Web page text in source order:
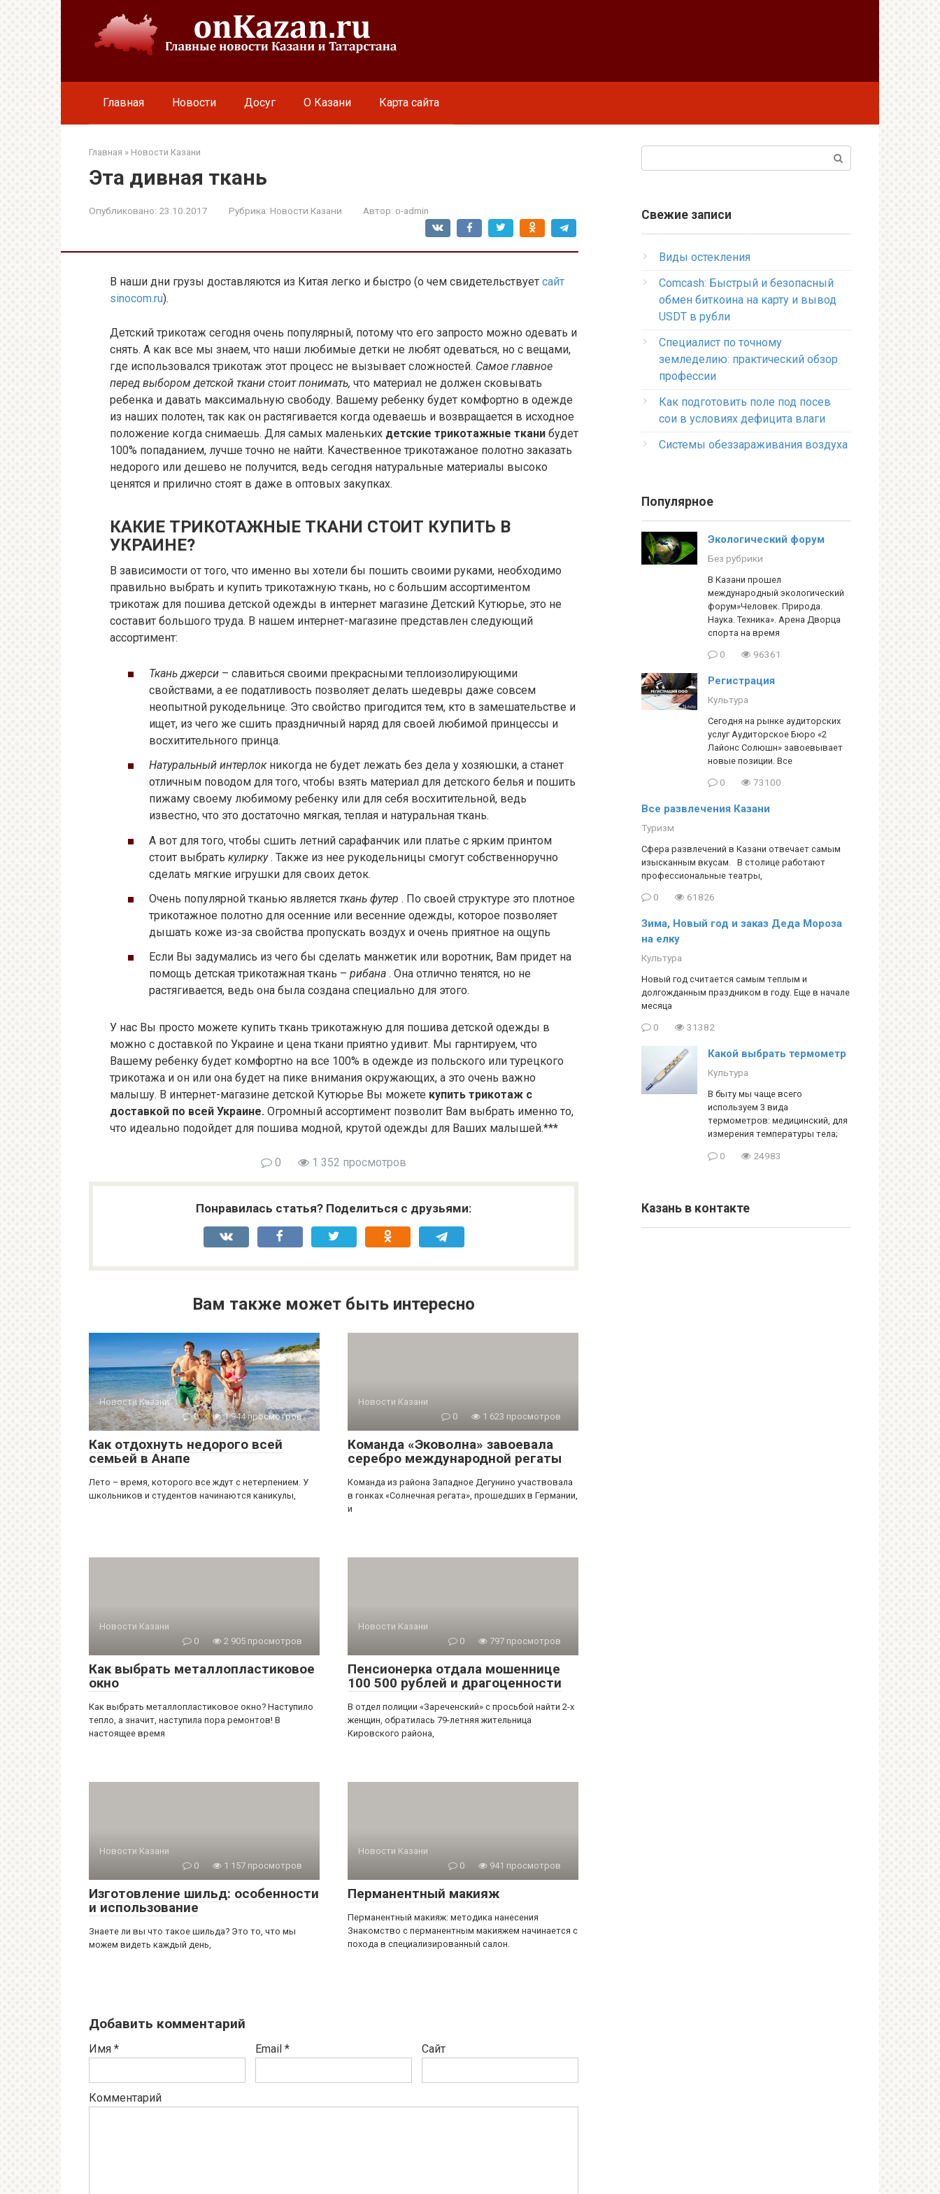
Главная Новости Досуг О Казани Карта сайта
Главная » Новости Казани
Эта дивная ткань
Опубликовано: 23.10.2017 Рубрика: Новости Казани Автор: o-admin
В наши дни грузы доставляются из Китая легко и быстро (о чем свидетельствует сайт
sinocom.ru).
Детский трикотаж сегодня очень популярный, потому что его запросто можно одевать и
снять. А как все мы знаем, что наши любимые детки не любят одеваться, но с вещами,
где использовался трикотаж этот процесс не вызывает сложностей. Самое главное
перед выбором детской ткани стоит понимать, что материал не должен сковывать
ребенка и давать максимальную свободу. Вашему ребенку будет комфортно в одежде
из наших полотен, так как он растягивается когда одеваешь и возвращается в исходное
положение когда снимаешь. Для самых маленьких детские трикотажные ткани будет
100% попаданием, лучше точно не найти. Качественное трикотажаное полотно заказать
недорого или дешево не получится, ведь сегодня натуральные материалы высоко
ценятся и прилично стоят в даже в оптовых закупках.
КАКИЕ ТРИКОТАЖНЫЕ ТКАНИ СТОИТ КУПИТЬ В
УКРАИНЕ?
В зависимости от того, что именно вы хотели бы пошить своими руками, необходимо
правильно выбрать и купить трикотажную ткань, но c большим ассортиментом
трикотаж для пошива детской одежды в интернет магазине Детский Кутюрье, это не
составит большого труда. В нашем интернет-магазине представлен следующий
ассортимент:
Ткань джерси – славиться своими прекрасными теплоизолирующими
свойствами, а ее податливость позволяет делать шедевры даже совсем
неопытной рукодельнице. Это свойство пригодится тем, кто в замешательстве и
ищет, из чего же сшить праздничный наряд для своей любимой принцессы и
восхитительного принца.
Натуральный интерлок никогда не будет лежать без дела у хозяюшки, а станет
отличным поводом для того, чтобы взять материал для детского белья и пошить
пижаму своему любимому ребенку или для себя восхитительной, ведь
известно, что это достаточно мягкая, теплая и натуральная ткань.
А вот для того, чтобы сшить летний сарафанчик или платье с ярким принтом
стоит выбрать кулирку. Также из нее рукодельницы смогут собственноручно
сделать мягкие игрушки для своих деток.
Очень популярной тканью является ткань футер . По своей структуре это плотное
трикотажное полотно для осенние или весенние одежды, которое позволяет
дышать коже из-за свойства пропускать воздух и очень приятное на ощупь
Если Вы задумались из чего бы сделать манжетик или воротник, Вам придет на
помощь детская трикотажная ткань – рибана . Она отлично тенятся, но не
растягивается, ведь она была создана специально для этого.
У нас Вы просто можете купить ткань трикотажную для пошива детской одежды в
можно с доставкой по Украине и цена ткани приятно удивит. Мы гарнтируем, что
Вашему ребенку будет комфортно на все 100% в одежде из польского или турецкого
трикотажа и он или она будет на пике внимания окружающих, а это очень важно
малышу. В интернет-магазине детской Кутюрье Вы можете купить трикотаж с
доставкой по всей Украине. Огромный ассортимент позволит Вам выбрать именно то,
что идеально подойдет для пошива модной, крутой одежды для Ваших малышей.***
0 1 352 просмотров
Понравилась статья? Поделиться с друзьями:
Вам также может быть интересно
Новости Казани
0
1 944 просмотров
Как отдохнуть недорого всей
семьей в Анапе
Лето – время, которого все ждут с нетерпением. У
школьников и студентов начинаются каникулы,
Новости Казани
0
1 623 просмотров
Команда «Эковолна» завоевала
серебро международной регаты
Команда из района Западное Дегунино участвовала
в гонках «Солнечная регата», прошедших в Германии,
и
Новости Казани
0
2 905 просмотров
Как выбрать металлопластиковое
окно
Как выбрать металлопластиковое окно? Наступило
тепло, а значит, наступила пора ремонтов! В
настоящее время
Новости Казани
0
797 просмотров
Пенсионерка отдала мошеннице
100 500 рублей и драгоценности
В отдел полиции «Зареченский» с просьбой найти 2-х
женщин, обратилась 79-летняя жительница
Кировского района,
Новости Казани
0
1 157 просмотров
Изготовление шильд: особенности
и использование
Знаете ли вы что такое шильда? Это то, что мы
можем видеть каждый день,
Новости Казани
0
941 просмотров
Перманентный макияж
Перманентный макияж: методика нанесения
Знакомство с перманентным макияжем начинается с
похода в специализированный салон.
Добавить комментарий
Имя * Email * Сайт
Комментарий
Свежие записи
Виды остекления
Comcash: Быстрый и безопасный
обмен биткоина на карту и вывод
USDT в рубли
Специалист по точному
земледелию: практический обзор
профессии
Как подготовить поле под посев
сои в условиях дефицита влаги
Системы обеззараживания воздуха
Популярное
Экологический форум
Без рубрики
В Казани прошел
международный экологический
форум»Человек. Природа.
Наука. Техника». Арена Дворца
спорта на время
0 96361
Регистрация
Культура
Сегодня на рынке аудиторских
услуг Аудиторское Бюро «2
Лайонс Солюшн» завоевывает
новые позиции. Все
0 73100
Все развлечения Казани
Туризм
Сфера развлечений в Казани отвечает самым
изысканным вкусам. В столице работают
профессиональные театры,
0 61826
Зима, Новый год и заказ Деда Мороза
на елку
Культура
Новый год считается самым теплым и
долгожданным праздником в году. Еще в начале
месяца
0 31382
Какой выбрать термометр
Культура
В быту мы чаще всего
используем 3 вида
термометров: медицинский, для
измерения температуры тела;
0 24983
Казань в контакте